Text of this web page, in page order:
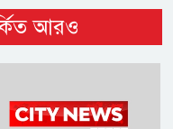
আরও